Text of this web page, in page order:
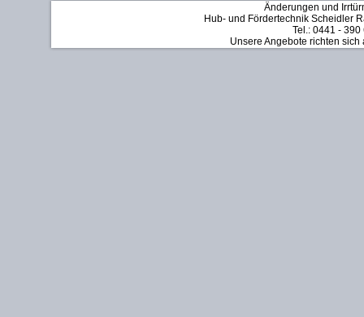
Änderungen und
Hub- und Fördertechnik Scheidler
Tel.: 0441 -
Unsere Angebote richten